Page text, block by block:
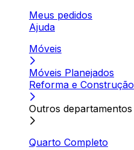
Meus pedidos
Ajuda
Móveis
Móveis Planejados
Reforma e Construção
Outros departamentos
Quarto Completo